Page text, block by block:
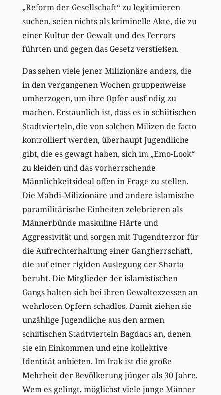
„Reform der Gesellschaft“ zu legitimieren
suchen, seien nichts als kriminelle Akte, die zu
einer Kultur der Gewalt und des Terrors
führten und gegen das Gesetz verstießen.
Das sehen viele jener Milizionäre anders, die
in den vergangenen Wochen gruppenweise
umherzogen, um ihre Opfer ausfindig zu
machen. Erstaunlich ist, dass es in schiitischen
Stadtvierteln, die von solchen Milizen de facto
kontrolliert werden, überhaupt Jugendliche
gibt, die es gewagt haben, sich im „Emo-Look“
zu kleiden und das vorherrschende
Männlichkeitsideal offen in Frage zu stellen.
Die Mahdi-Milizionäre und andere islamische
paramilitärische Einheiten zelebrieren als
Männerbünde maskuline Härte und
Aggressivität und sorgen mit Tugendterror für
die Aufrechterhaltung einer Gangherrschaft,
die auf einer rigiden Auslegung der Sharia
beruht. Die Mitglieder der islamistischen
Gangs halten sich bei ihren Gewaltexzessen an
wehrlosen Opfern schadlos. Damit ziehen sie
unzählige Jugendliche aus den armen
schiitischen Stadtvierteln Bagdads an, denen
sie ein Einkommen und eine kollektive
Identität anbieten. Im Irak ist die große
Mehrheit der Bevölkerung jünger als 30 Jahre.
Wem es gelingt, möglichst viele junge Männer